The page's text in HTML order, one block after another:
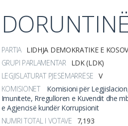
PARTIA LIDHJA DEMOKRATIKE E
GRUPI PARLAMENTAR
LDK (LDK)
LEGJISLATURAT PJESËMARRËSE V
KOMISIONET
Komisioni për
Imunitete, Rregulloren e Kuvendit dhe
e Agjencisë kundër Korrupsionit
NUMRI TOTAL I VOTAVE
7,193